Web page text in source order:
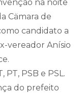
na noite
Cämara de
candidato a
vereador Anísio
PT, PSB e PSL.
do prefeito